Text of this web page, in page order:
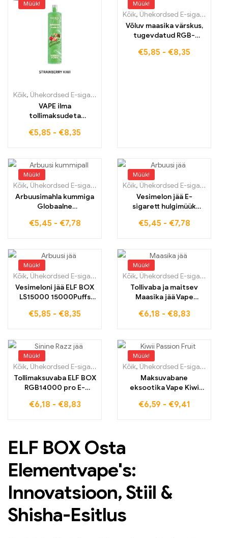
Müük!
Kõik, Ühekordsed E-sigaretid
VAPE ilma
tollimaksudeta
BOX LS15000 soodsate
€5,85 - €8,35
Müük!
Kõik, Ühekordsed E-sigaretid
Võluv maasika värskus,
tugevdatud RGB-
Strawberry Ice ELF BOX
€5,85 - €8,35
Müük!
Kõik, Ühekordsed E-sigaretid Ühekordsed e-sigaretid Eestis
Arbuusimahla kummiga
Globaalne
kvaliteetseid E-
€5,45 - €7,78
Müük!
Kõik, Ühekordsed E-sigaretid
Vesimelon jää E-
sigarett hulgimüük
Digital 12000
€5,45 - €7,78
Müük!
Kõik, Ühekordsed E-sigaretid Ühekordsed e-sigaretid Eestis
Vesimeloni jää ELF BOX
LS15000 15000Puffs
E-sigarett
€5,85 - €8,35
Müük!
Kõik, Ühekordsed E-sigaretid
Tollivaba ja maitsev
Maasika jää Vape
naudinguks
€6,18 - €8,83
Müük!
Kõik, Ühekordsed E-sigaretid Ühekordsed e-sigaretid Eestis
Tollimaksuvaba ELF BOX
RGB14000 pro E-
Vape täpselt teie
€6,18 - €8,83
Müük!
Kõik, Ühekordsed E-sigaretid
Maksuvabane
eksootika Vape Kiwi
SHISHA 16000 Premium
€6,59 - €9,41
ELF BOX Osta
Elementvape's:
Innovatsioon, Stiil &
Shisha-Esitlus